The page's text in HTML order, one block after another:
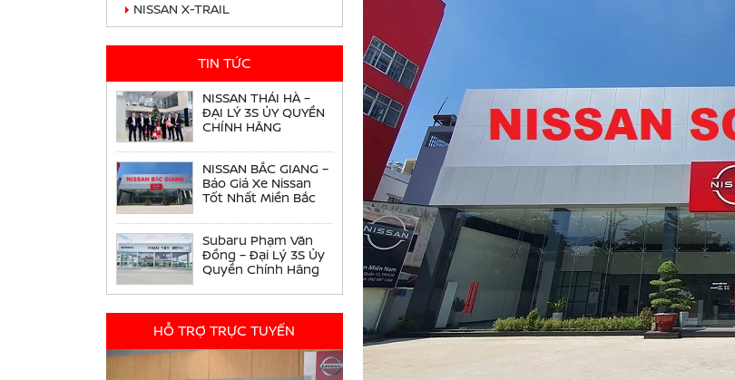
NISSAN X-TRAIL
TIN TỨC
NISSAN THÁI HÀ –
ĐẠI LÝ 3S ỦY QUYỀN
CHÍNH HÃNG
NISSAN BẮC GIANG –
Báo Giá Xe Nissan
Tốt Nhất Miền Bắc
Subaru Phạm Văn
Đồng – Đại Lý 3S Ủy
Quyền Chính Hãng
HỖ TRỢ TRỰC TUYẾN